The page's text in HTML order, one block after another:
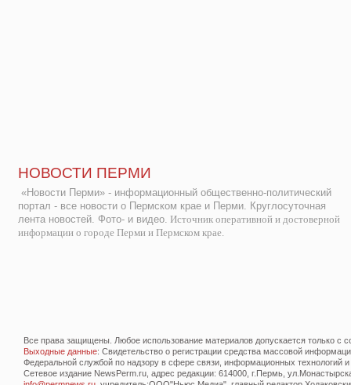
НОВОСТИ ПЕРМИ
«Новости Перми» - информационный общественно-политический
портал - все новости о Пермском крае и Перми. Круглосуточная
лента новостей. Фото- и видео. Источник оперативной и достоверной
информации о городе Перми и Пермском крае.
Все права защищены. Любое использование материалов допускается только с
Выходные данные: Свидетельство о регистрации средства массовой
Федеральной службой по надзору в сфере связи, информационных технологий
Сетевое издание NewsPerm.ru, адрес редакции: 614000, г.Пермь,